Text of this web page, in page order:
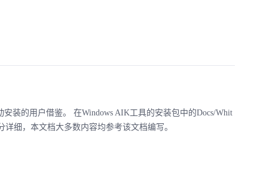
装的用户借鉴。 在Windows AIK工具的安装包中的Docs/Whit
详细，本文档大多数内容均参考该文档编写。